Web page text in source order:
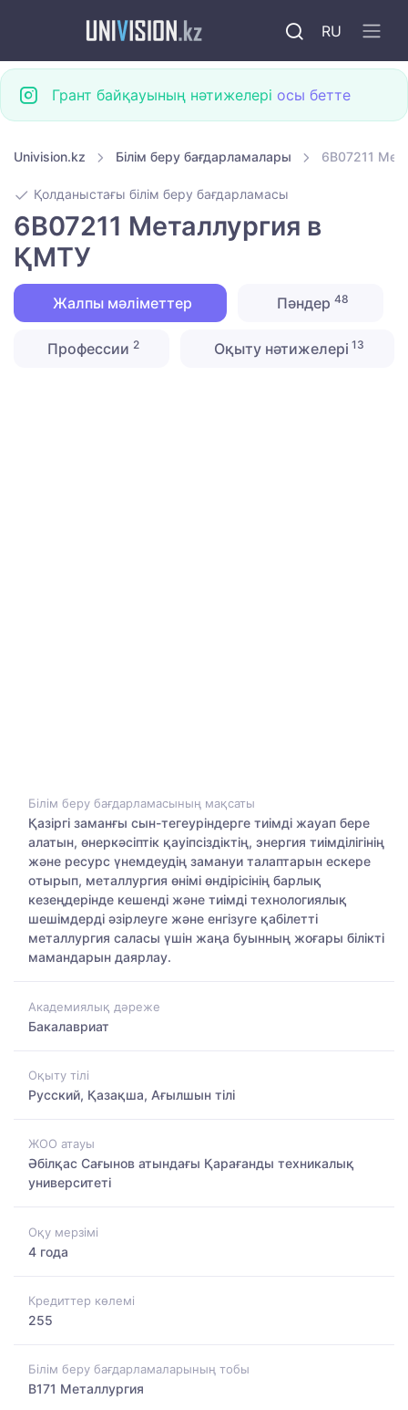
RU
Грант байқауының нәтижелері осы бетте
Univision.kz Білім беру бағдарламалары 6B07211
Қолданыстағы білім беру бағдарламасы
6B07211 Металлургия в
ҚМТУ
Жалпы мәліметтер Пәндер 48
Профессии 2 Оқыту нәтижелері 13
Білім беру бағдарламасының мақсаты
Қазіргі заманғы сын-тегеуріндерге тиімді жауап бере
алатын, өнеркәсіптік қауіпсіздіктің, энергия тиімділігінің
және ресурс үнемдеудің замануи талаптарын ескере
отырып, металлургия өнімі өндірісінің барлық
кезеңдерінде кешенді және тиімді технологиялық
шешімдерді әзірлеуге және енгізуге қабілетті
металлургия саласы үшін жаңа буынның жоғары білікті
мамандарын даярлау.
Академиялық дәреже
Бакалавриат
Оқыту тілі
Русский, Қазақша, Ағылшын тілі
ЖОО атауы
Әбілқас Сағынов атындағы Қарағанды техникалық
университеті
Оқу мерзімі
4 года
Кредиттер көлемі
255
Білім беру бағдарламаларының тобы
B171 Металлургия